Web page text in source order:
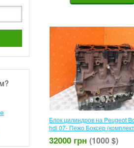
Блок цилиндров на Peugeot
hdi 07- Пежо Боксер
32000 грн (1000 $)